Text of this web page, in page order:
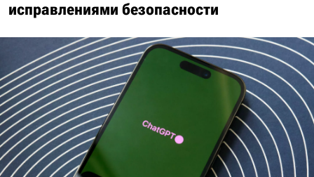
исправлениями безопасности